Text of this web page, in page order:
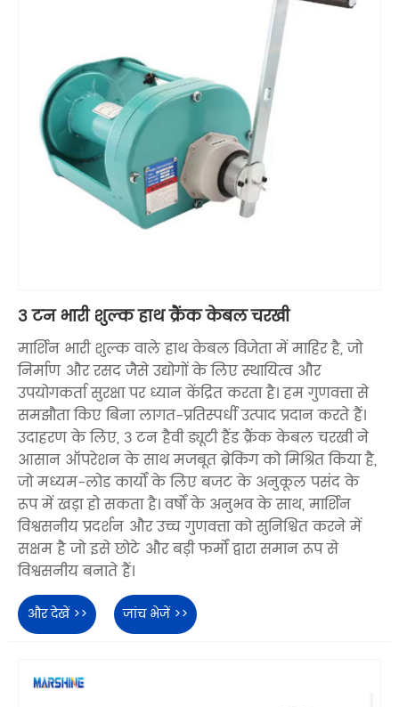
3 टन भारी शुल्क हाथ क्रैंक केबल चरखी
मार्शिन भारी शुल्क वाले हाथ केबल विजेता में माहिर है, जो
निर्माण और रसद जैसे उद्योगों के लिए स्थायित्व और
उपयोगकर्ता सुरक्षा पर ध्यान केंद्रित करता है। हम गुणवत्ता से
समझौता किए बिना लागत-प्रतिस्पर्धी उत्पाद प्रदान करते हैं।
उदाहरण के लिए, 3 टन हैवी ड्यूटी हैंड क्रैंक केबल चरखी ने
आसान ऑपरेशन के साथ मजबूत ब्रेकिंग को मिश्रित किया है,
जो मध्यम-लोड कार्यों के लिए बजट के अनुकूल पसंद के
रूप में खड़ा हो सकता है। वर्षों के अनुभव के साथ, मार्शिन
विश्वसनीय प्रदर्शन और उच्च गुणवत्ता को सुनिश्चित करने में
सक्षम है जो इसे छोटे और बड़ी फर्मों द्वारा समान रूप से
विश्वसनीय बनाते हैं।
और देखें >> जांच भेजें >>